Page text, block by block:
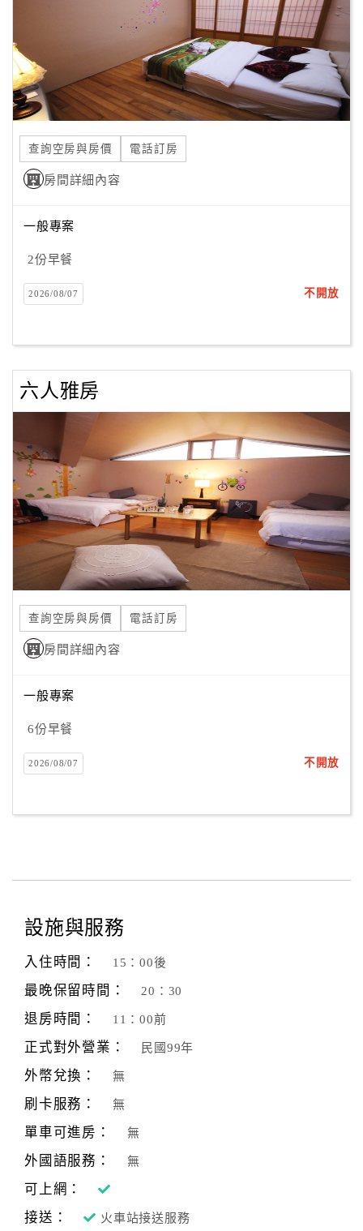
劃
商
品
宣
傳
查詢空房與房價 電話訂房
房間詳細內容
一般專案
2份早餐
2026/08/07 不開放
六人雅房
查詢空房與房價 電話訂房
房間詳細內容
一般專案
6份早餐
2026/08/07 不開放
設施與服務
入住時間： 15：00後
最晚保留時間： 20：30
退房時間： 11：00前
正式對外營業： 民國99年
外幣兌換： 無
刷卡服務： 無
單車可進房： 無
外國語服務： 無
可上網：
接送：
火車站接送服務